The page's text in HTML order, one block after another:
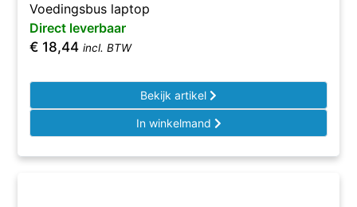
Voedingsbus laptop
Direct leverbaar
€ 18,44 incl. BTW
Bekijk artikel
In winkelmand